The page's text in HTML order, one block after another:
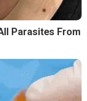
Parasites From